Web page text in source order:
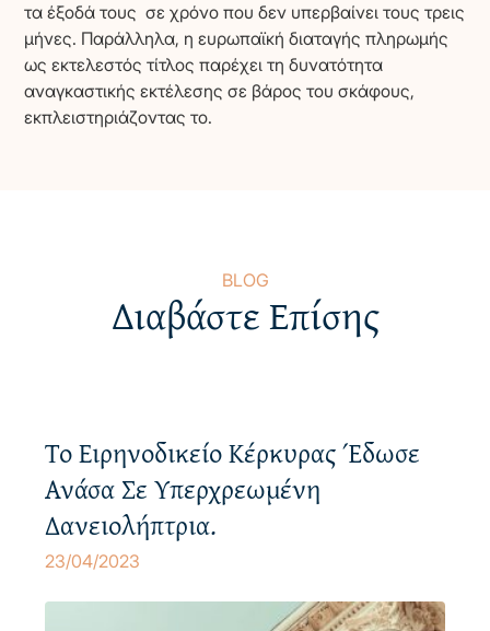
τα έξοδά τους σε χρόνο που δεν υπερβαίνει τους τρεις
μήνες. Παράλληλα, η ευρωπαϊκή διαταγής πληρωμής
ως εκτελεστός τίτλος παρέχει τη δυνατότητα
αναγκαστικής εκτέλεσης σε βάρος του σκάφους,
εκπλειστηριάζοντας το.
BLOG
Διαβάστε Επίσης
Το Ειρηνοδικείο Κέρκυρας Έδωσε
Ανάσα Σε Υπερχρεωμένη
Δανειολήπτρια.
23/04/2023